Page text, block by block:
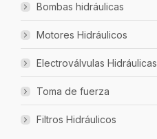
Bombas hidráulicas
Motores Hidráulicos
Electroválvulas Hidráulicas
Toma de fuerza
Filtros Hidráulicos